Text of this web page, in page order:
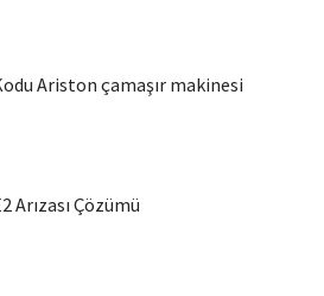
Ariston çamaşır makinesi
Arızası Çözümü